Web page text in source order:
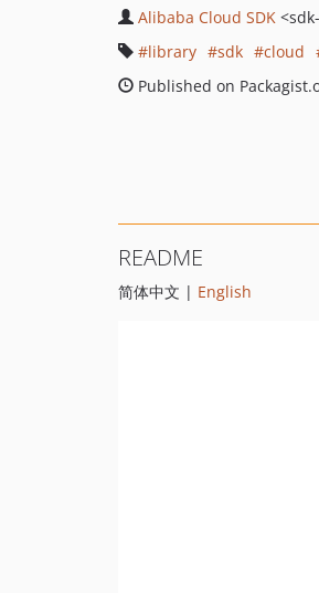
Alibaba Cloud SDK
library
sdk cloud
Published on
README
简体中文 | English